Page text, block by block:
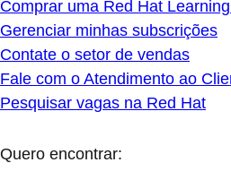
Comprar uma Red Hat
Gerenciar minhas subscrições
Contate o setor de vendas
Fale com o Atendimento ao
Pesquisar vagas na Red Hat
Quero encontrar: